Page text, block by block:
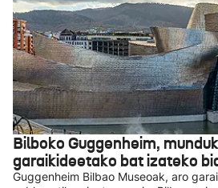
Bilboko Guggenheim,
garaikideetako bat izateko
Guggenheim Bilbao Museoak, aro